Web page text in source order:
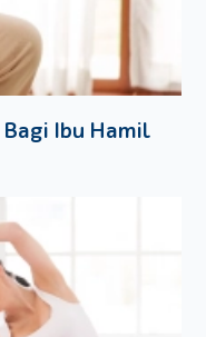
Bagi Ibu Hamil